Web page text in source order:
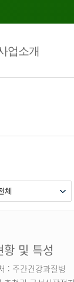
업소개
및 특성
: 주간건강과질병